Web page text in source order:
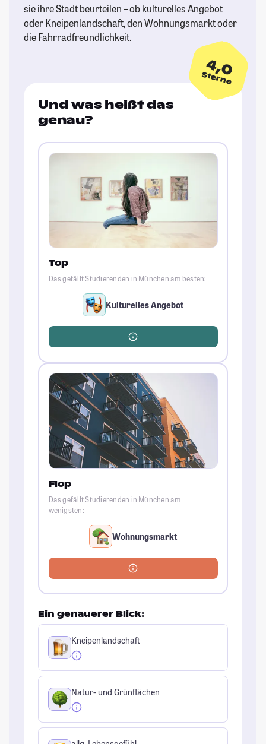
sie ihre Stadt beurteilen – ob kulturelles Angebot
oder Kneipenlandschaft, den Wohnungsmarkt oder
die Fahrradfreundlichkeit.
4,0
Sterne
Und was heißt das
genau?
Top
Das gefällt Studierenden in München am besten:
Kulturelles Angebot
Flop
Das gefällt Studierenden in München am
wenigsten:
Wohnungsmarkt
Ein genauerer Blick:
Kneipenlandschaft
Natur- und Grünflächen